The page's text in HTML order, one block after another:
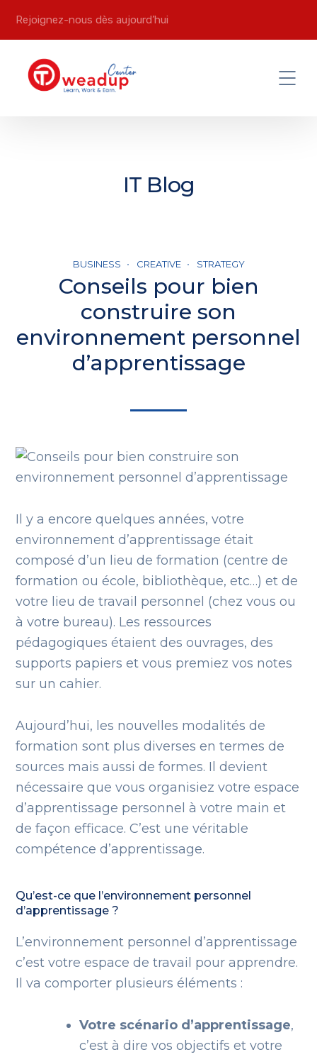
Rejoignez-nous dès aujourd’hui
IT Blog
BUSINESS CREATIVE STRATEGY
Conseils pour bien
construire son
environnement personnel
d’apprentissage
Il y a encore quelques années, votre
environnement d’apprentissage était
composé d’un lieu de formation (centre de
formation ou école, bibliothèque, etc…) et de
votre lieu de travail personnel (chez vous ou
à votre bureau). Les ressources
pédagogiques étaient des ouvrages, des
supports papiers et vous premiez vos notes
sur un cahier.
Aujourd’hui, les nouvelles modalités de
formation sont plus diverses en termes de
sources mais aussi de formes. Il devient
nécessaire que vous organisiez votre espace
d’apprentissage personnel à votre main et
de façon efficace. C’est une véritable
compétence d’apprentissage.
Qu’est-ce que l’environnement personnel
d’apprentissage ?
L’environnement personnel d’apprentissage
c’est votre espace de travail pour apprendre.
Il va comporter plusieurs éléments :
Votre scénario d’apprentissage,
c’est à dire vos objectifs et votre